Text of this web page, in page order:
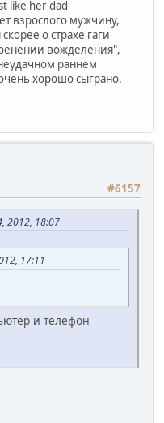
like her dad
взрослого мужчину,
о страхе гаги
вожделения",
раннем
хорошо сыграно.
#6157
2012, 18:07
17:11
и телефон